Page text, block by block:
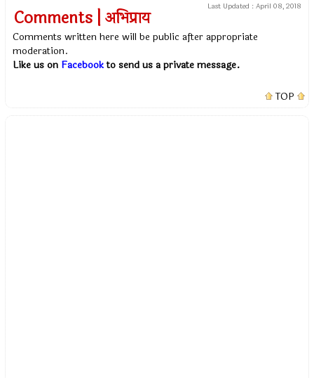
Last Updated : April 08, 2018
Comments | अभिप्राय
Comments written here will be public after appropriate
moderation.
Like us on Facebookto send us a private message.
TOP